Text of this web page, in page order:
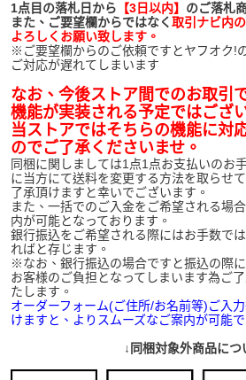
1点目の落札日から 【3日以内】 のご落札
また、ご要望欄からではなく取引ナビ内
よろしくお願い致します。
※ご要望欄からのご依頼ですとヤフオク!
ご対応が遅れてしまいます
なお、今後ストア間でのお取引
機能が実装される予定ではござ
当ストアではそちらの機能に対
のでご了承くださいませ。
同梱に関しましては1点1点お支払いのお
に当方にて送料を変更する方法を取らせ
了承頂けますと幸いでございます。
また、一括でのご入金をご希望される場
内が可能となっております。
銀行振込をご希望される際にはお手数で
ればと存じます。
※なお、銀行振込の場合ですと振込の際
お客様のご負担となってしまいます為ご
たします。
オーダーフォーム(ご住所/お名前等)ご入
けますと、よりスムーズなご案内が可能で
↓同梱対象外商品につ